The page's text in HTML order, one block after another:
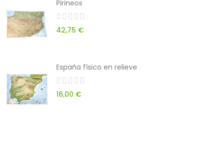
Pirineos
42,75 €
España físico en relieve
16,00 €